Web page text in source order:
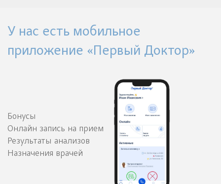
У нас есть мобильное
приложение «Первый Доктор»
Бонусы
Онлайн запись на прием
Результаты анализов
Назначения врачей